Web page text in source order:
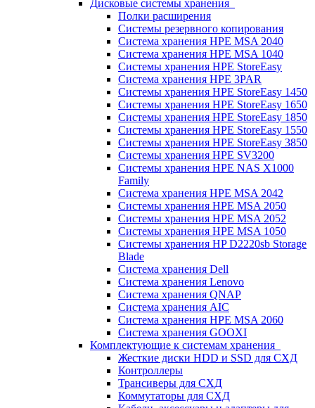
Дисковые системы хранения
Полки расширения
Системы резервного копирования
Система хранения HPE MSA 2040
Система хранения HPE MSA 1040
Системы хранения HPE StoreEasy
Система хранения HPE 3PAR
Системы хранения HPE StoreEasy 1450
Системы хранения HPE StoreEasy 1650
Системы хранения HPE StoreEasy 1850
Системы хранения HPE StoreEasy 1550
Системы хранения HPE StoreEasy 3850
Системы хранения HPE SV3200
Системы хранения HPE NAS X1000
Family
Система хранения HPE MSA 2042
Системы хранения HPE MSA 2050
Системы хранения HPE MSA 2052
Системы хранения HPE MSA 1050
Системы хранения HP D2220sb Storage
Blade
Система хранения Dell
Система хранения Lenovo
Система хранения QNAP
Система хранения AIC
Система хранения HPE MSA 2060
Система хранения GOOXI
Комплектующие к системам хранения
Жесткие диски HDD и SSD для СХД
Контроллеры
Трансиверы для СХД
Коммутаторы для СХД